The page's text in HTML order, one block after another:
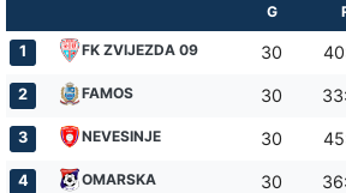
G
1 FK ZVIJEZDA 09 30
2 FAMOS 30
3 NEVESINJE 30
4 OMARSKA 30